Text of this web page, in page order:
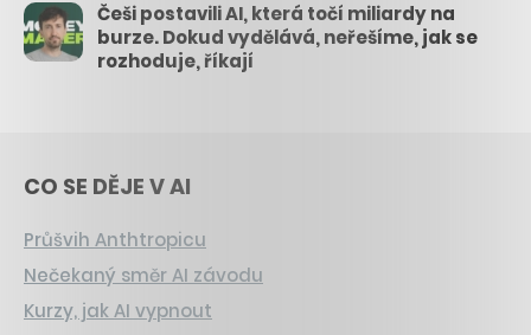
Češi postavili AI, která točí miliardy na
burze. Dokud vydělává, neřešíme, jak se
rozhoduje, říkají
CO SE DĚJE V AI
Průšvih Anthtropicu
Nečekaný směr AI závodu
Kurzy, jak AI vypnout